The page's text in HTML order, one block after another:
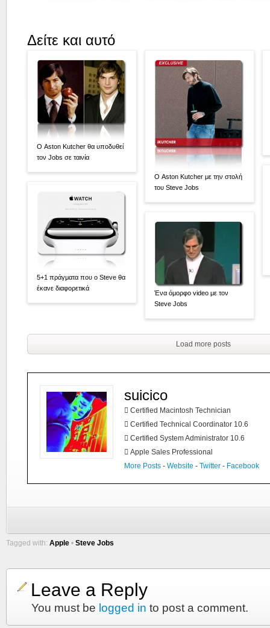
Δείτε και αυτό
Ο Aston Kutcher θα υποδυθεί
τον Jobs σε ταινία
5+1 πράγματα που ο Steve θα
έκανε διαφορετικά
Ο Aston Kutcher με την στολή
του Steve Jobs
Ένα όμορφο video με τον
Steve Jobs
Load more posts
suicico
 Certified Macintosh Technician
 Certified Technical Coordinator 10.6
 Certified System Administrator 10.6
 Apple Sales Professional
More Posts - Website - Twitter - Facebook
Tagged with: Apple • Steve Jobs
Leave a Reply
You must be logged in to post a comment.